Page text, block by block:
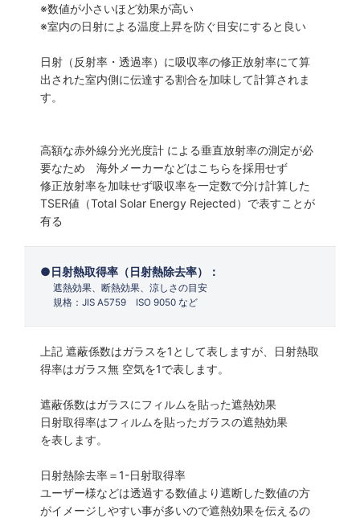
※数値が小さいほど効果が高い
※室内の日射による温度上昇を防ぐ目安にすると良い
日射（反射率・透過率）に吸収率の修正放射率にて算
出された室内側に伝達する割合を加味して計算されま
す。
高額な赤外線分光光度計 による垂直放射率の測定が必
要なため 海外メーカーなどはこちらを採用せず
修正放射率を加味せず吸収率を一定数で分け計算した
TSER値（Total Solar Energy Rejected）で表すことが
有る
日射熱取得率（日射熱除去率）：
遮熱効果、断熱効果、涼しさの目安
規格：JIS A5759 ISO 9050 など
上記 遮蔽係数はガラスを1として表しますが、日射熱取
得率はガラス無 空気を1で表します。
遮蔽係数はガラスにフィルムを貼った遮熱効果
日射取得率はフィルムを貼ったガラスの遮熱効果
を表します。
日射熱除去率＝1-日射取得率
ユーザー様などは透過する数値より遮断した数値の方
がイメージしやすい事が多いので遮熱効果を伝えるの